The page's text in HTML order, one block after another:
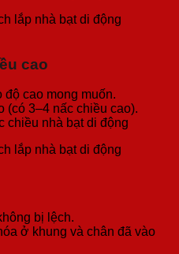
cao
độ cao mong muốn.
(có 3–4 nấc chiều cao).
chiều nhà bạt di động
bị lệch.
ở khung và chân đã vào